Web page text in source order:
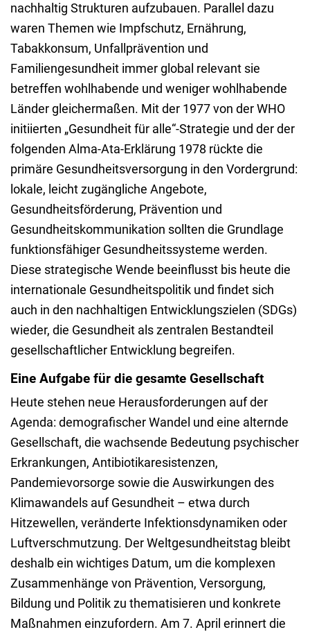
nachhaltig Strukturen aufzubauen. Parallel dazu
waren Themen wie Impfschutz, Ernährung,
Tabakkonsum, Unfallprävention und
Familiengesundheit immer global relevant sie
betreffen wohlhabende und weniger wohlhabende
Länder gleichermaßen. Mit der 1977 von der WHO
initiierten „Gesundheit für alle“-Strategie und der der
folgenden Alma-Ata-Erklärung 1978 rückte die
primäre Gesundheitsversorgung in den Vordergrund:
lokale, leicht zugängliche Angebote,
Gesundheitsförderung, Prävention und
Gesundheitskommunikation sollten die Grundlage
funktionsfähiger Gesundheitssysteme werden.
Diese strategische Wende beeinflusst bis heute die
internationale Gesundheitspolitik und findet sich
auch in den nachhaltigen Entwicklungszielen (SDGs)
wieder, die Gesundheit als zentralen Bestandteil
gesellschaftlicher Entwicklung begreifen.
Eine Aufgabe für die gesamte Gesellschaft
Heute stehen neue Herausforderungen auf der
Agenda: demografischer Wandel und eine alternde
Gesellschaft, die wachsende Bedeutung psychischer
Erkrankungen, Antibiotikaresistenzen,
Pandemievorsorge sowie die Auswirkungen des
Klimawandels auf Gesundheit – etwa durch
Hitzewellen, veränderte Infektionsdynamiken oder
Luftverschmutzung. Der Weltgesundheitstag bleibt
deshalb ein wichtiges Datum, um die komplexen
Zusammenhänge von Prävention, Versorgung,
Bildung und Politik zu thematisieren und konkrete
Maßnahmen einzufordern. Am 7. April erinnert die